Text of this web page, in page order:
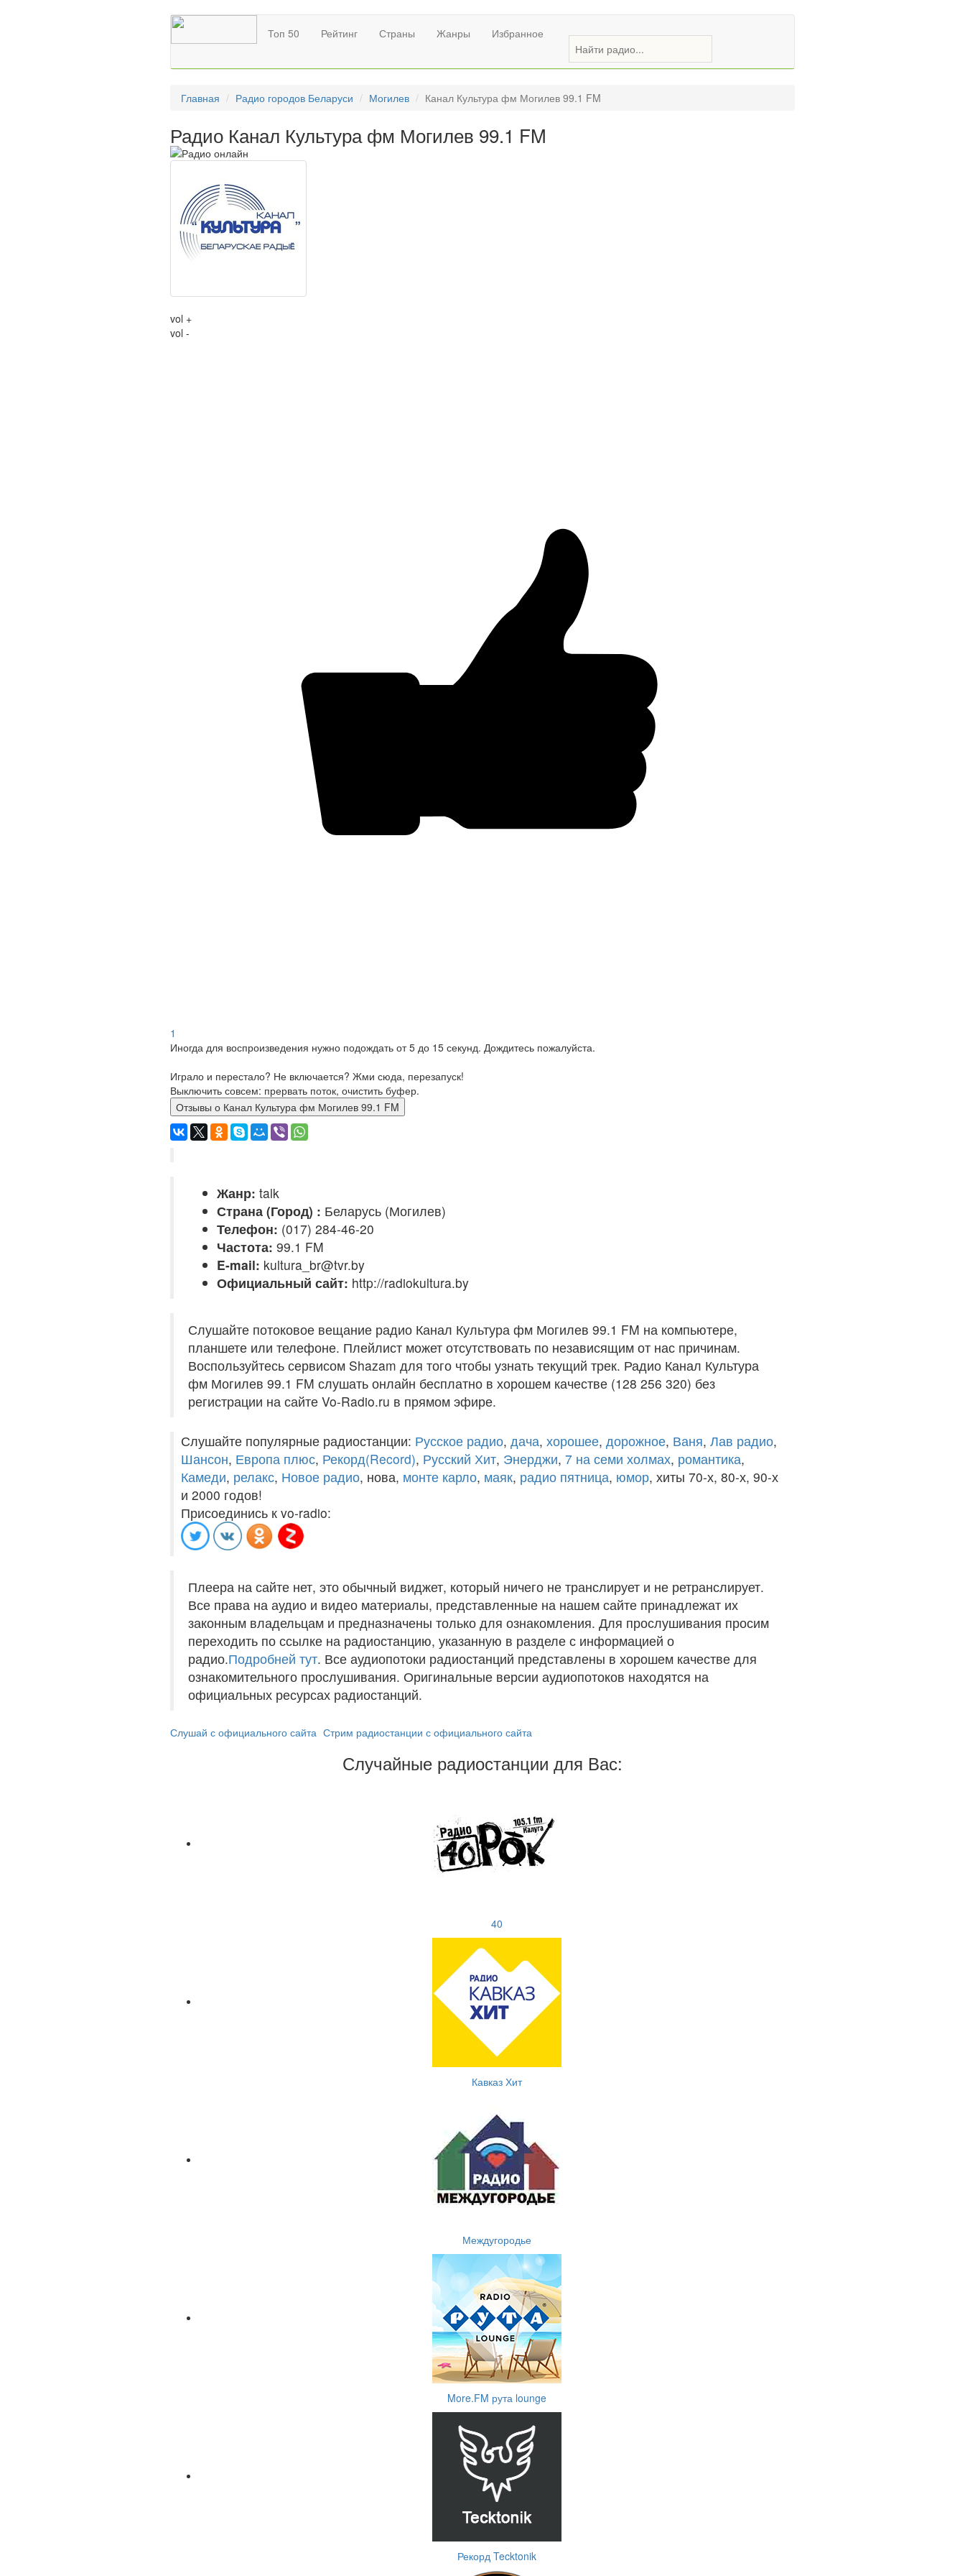
Топ 50 Рейтинг Страны Жанры Избранное
Главная Радио городов Беларуси Могилев Канал Культура фм Могилев 99.1 FM
Радио Канал Культура фм Могилев 99.1 FM
vol +
vol -
1
Иногда для воспроизведения нужно подождать от 5 до 15 секунд. Дождитесь пожалуйста.
Играло и перестало? Не включается? Жми сюда, перезапуск!
Выключить совсем: прервать поток, очистить буфер.
Отзывы о Канал Культура фм Могилев 99.1 FM
Жанр: talk
Страна (Город) : Беларусь (Могилев)
Телефон: (017) 284-46-20
Частота: 99.1 FM
E-mail: kultura_br@tvr.by
Официальный сайт: http://radiokultura.by
Слушайте потоковое вещание радио Канал Культура фм Могилев 99.1 FM на компьютере,
планшете или телефоне. Плейлист может отсутствовать по независящим от нас причинам.
Воспользуйтесь сервисом Shazam для того чтобы узнать текущий трек. Радио Канал Культура
фм Могилев 99.1 FM слушать онлайн бесплатно в хорошем качестве (128 256 320) без
регистрации на сайте Vo-Radio.ru в прямом эфире.
Слушайте популярные радиостанции: Русское радио, дача, хорошее, дорожное, Ваня, Лав радио,
Шансон, Европа плюс, Рекорд(Record), Русский Хит, Энерджи, 7 на семи холмах, романтика,
Камеди, релакс, Новое радио, нова, монте карло, маяк, радио пятница, юмор, хиты 70-х, 80-х, 90-х
и 2000 годов!
Присоединись к vo-radio:
Плеера на сайте нет, это обычный виджет, который ничего не транслирует и не ретранслирует.
Все права на аудио и видео материалы, представленные на нашем сайте принадлежат их
законным владельцам и предназначены только для ознакомления. Для прослушивания просим
переходить по ссылке на радиостанцию, указанную в разделе с информацией о
радио.Подробней тут. Все аудиопотоки радиостанций представлены в хорошем качестве для
ознакомительного прослушивания. Оригинальные версии аудиопотоков находятся на
официальных ресурсах радиостанций.
Слушай с официального сайта Стрим радиостанции с официального сайта
Случайные радиостанции для Вас:
40
Кавказ Хит
Междугородье
More.FM рута lounge
Рекорд Tecktonik